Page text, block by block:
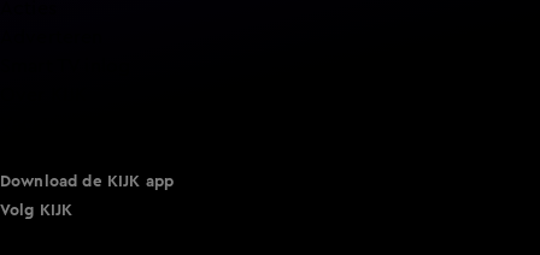
Download de KIJK app
Volg KIJK